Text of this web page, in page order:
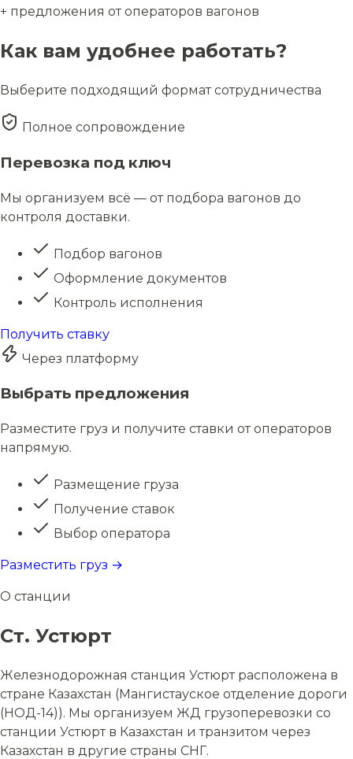
+ предложения от операторов вагонов
Как вам удобнее работать?
Выберите подходящий формат сотрудничества
Полное сопровождение
Перевозка под ключ
Мы организуем всё — от подбора вагонов до
контроля доставки.
Подбор вагонов
Оформление документов
Контроль исполнения
Получить ставку
Через платформу
Выбрать предложения
Разместите груз и получите ставки от операторов
напрямую.
Размещение груза
Получение ставок
Выбор оператора
Разместить груз →
О станции
Ст. Устюрт
Железнодорожная станция Устюрт расположена в
стране Казахстан (Мангистауское отделение дороги
(НОД-14)). Мы организуем ЖД грузоперевозки со
станции Устюрт в Казахстан и транзитом через
Казахстан в другие страны СНГ.